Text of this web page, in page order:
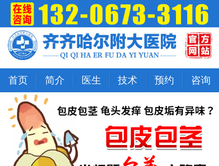
首页 简介 医生 技术 预约 咨询